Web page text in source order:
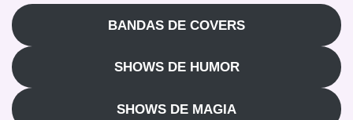
BANDAS DE COVERS
SHOWS DE HUMOR
SHOWS DE MAGIA